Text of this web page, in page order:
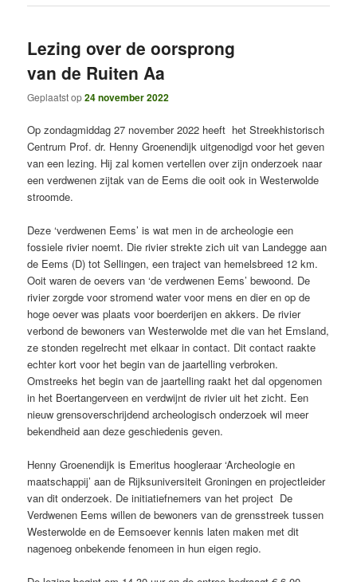
Lezing over de oorsprong
van de Ruiten Aa
Geplaatst op24 november 2022
Op zondagmiddag 27 november 2022 heeft het Streekhistorisch
Centrum Prof. dr. Henny Groenendijk uitgenodigd voor het geven
van een lezing. Hij zal komen vertellen over zijn onderzoek naar
een verdwenen zijtak van de Eems die ooit ook in Westerwolde
stroomde.
Deze ‘verdwenen Eems’ is wat men in de archeologie een
fossiele rivier noemt. Die rivier strekte zich uit van Landegge aan
de Eems (D) tot Sellingen, een traject van hemelsbreed 12 km.
Ooit waren de oevers van ‘de verdwenen Eems’ bewoond. De
rivier zorgde voor stromend water voor mens en dier en op de
hoge oever was plaats voor boerderijen en akkers. De rivier
verbond de bewoners van Westerwolde met die van het Emsland,
ze stonden regelrecht met elkaar in contact. Dit contact raakte
echter kort voor het begin van de jaartelling verbroken.
Omstreeks het begin van de jaartelling raakt het dal opgenomen
in het Boertangerveen en verdwijnt de rivier uit het zicht. Een
nieuw grensoverschrijdend archeologisch onderzoek wil meer
bekendheid aan deze geschiedenis geven.
Henny Groenendijk is Emeritus hoogleraar ‘Archeologie en
maatschappij’ aan de Rijksuniversiteit Groningen en projectleider
van dit onderzoek. De initiatiefnemers van het project De
Verdwenen Eems willen de bewoners van de grensstreek tussen
Westerwolde en de Eemsoever kennis laten maken met dit
nagenoeg onbekende fenomeen in hun eigen regio.